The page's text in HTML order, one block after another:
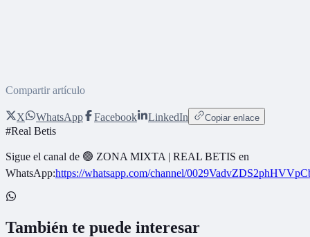
Compartir artículo
X WhatsApp Facebook LinkedIn Copiar enlace
#Real Betis
Sigue el canal de 🟢 ZONA MIXTA | REAL BETIS en
WhatsApp:https://whatsapp.com/channel/
También te puede interesar